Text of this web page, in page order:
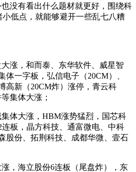
没有看出什么题材就更好，围绕科
低点，就能够避开一些乱七八糟
大涨，和而泰、东华软件、威星智
体一字板，弘信电子（20CM）、
高新（20CM炸）涨停，青云科
集体大涨；
集体大涨，HBM涨势猛烈，国芯科
板，晶方科技、通富微电、中科
股份、拓荆科技、成都华微、壹石
涨，海立股份6连板（尾盘炸），东